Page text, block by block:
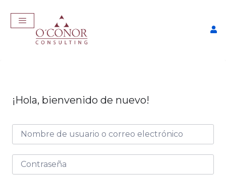
¡Hola, bienvenido de nuevo!